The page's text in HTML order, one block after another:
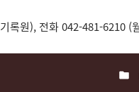
록원), 전화 042-481-6210 (
부산 051-